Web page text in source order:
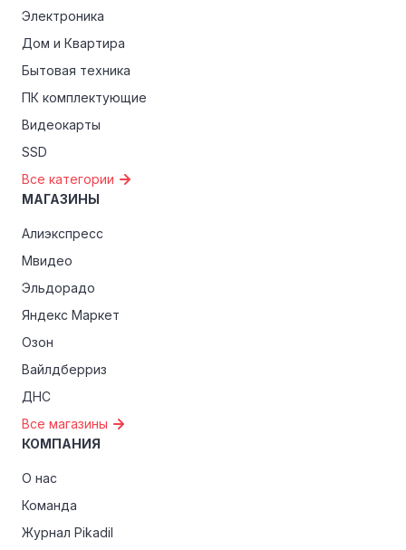
Особые скидки:
критериям, проверьте, предоставляет ли Дом мебели
или пенсионеров.
Электроника
Дом и Квартира
Бытовая техника
ПК комплектующие
Видеокарты
SSD
Все категории
МАГАЗИНЫ
Алиэкспресс
Мвидео
Эльдорадо
Яндекс Маркет
Озон
Вайлдберриз
ДНС
Все магазины
КОМПАНИЯ
О нас
Команда
Журнал Pikadil